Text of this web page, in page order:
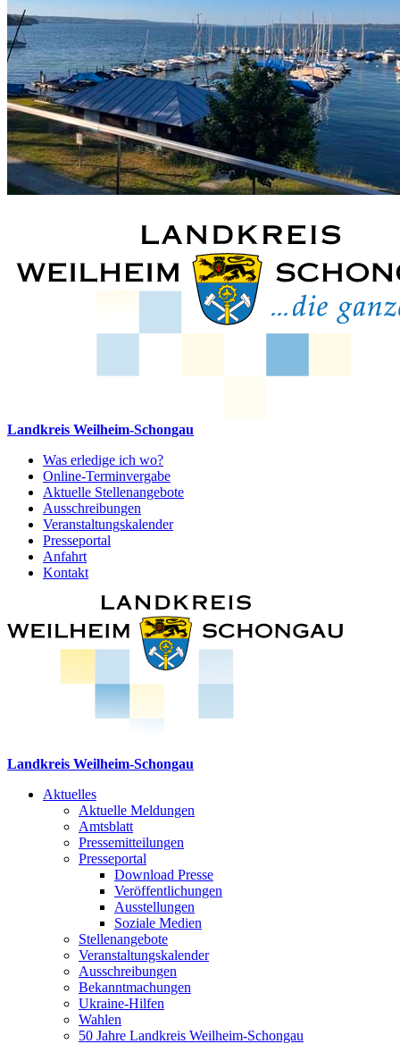
Landkreis Weilheim-Schongau
Was erledige ich wo?
Online-Terminvergabe
Aktuelle Stellenangebote
Ausschreibungen
Veranstaltungskalender
Presseportal
Anfahrt
Kontakt
Landkreis Weilheim-Schongau
Aktuelles
Aktuelle Meldungen
Amtsblatt
Pressemitteilungen
Presseportal
Download Presse
Veröffentlichungen
Ausstellungen
Soziale Medien
Stellenangebote
Veranstaltungskalender
Ausschreibungen
Bekanntmachungen
Ukraine-Hilfen
Wahlen
50 Jahre Landkreis Weilheim-Schongau